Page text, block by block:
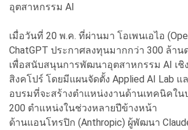
อุตสาหกรรม AI
เมื่อวันที่ 20 พ.ค. ที่ผ่านมา โอเพนเอไอ
ChatGPT ประกาศลงทุนมากกว่า 300 ล้า
เพื่อสนับสนุนการพัฒนาอุตสาหกรรม AI เชิ
สิงคโปร์ โดยมีแผนจัดตั้ง Applied AI Lab แ
อบรมที่จะสร้างตำแหน่งงานด้านเทคนิคใน
200 ตำแหน่งในช่วงหลายปีข้างหน้า
ด้านแอนโทรปิก (Anthropic) ผู้พัฒนา